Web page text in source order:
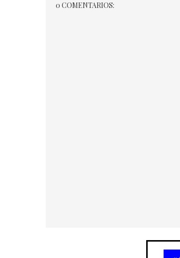
0 COMENTARIOS: